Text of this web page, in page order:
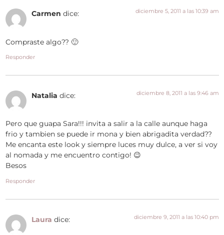
Carmen dice: diciembre 5, 2011 a las 10:39 am
Compraste algo?? 🙂
Responder
Natalia dice: diciembre 8, 2011 a las 9:46 am
Pero que guapa Sara!!! invita a salir a la calle aunque haga
frio y tambien se puede ir mona y bien abrigadita verdad??
Me encanta este look y siempre luces muy dulce, a ver si voy
al nomada y me encuentro contigo! 😉
Besos
Responder
Laura dice: diciembre 9, 2011 a las 10:40 pm